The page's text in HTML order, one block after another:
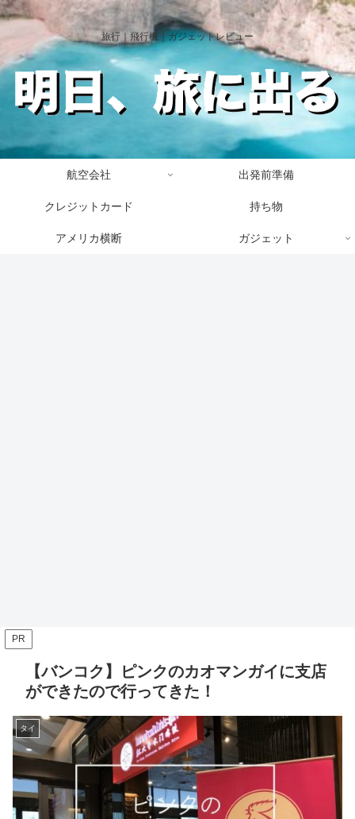
旅行｜飛行機｜ガジェットレビュー
航空会社 出発前準備
クレジットカード 持ち物
アメリカ横断 ガジェット
PR
【バンコク】ピンクのカオマンガイに支店
ができたので行ってきた！
タイ